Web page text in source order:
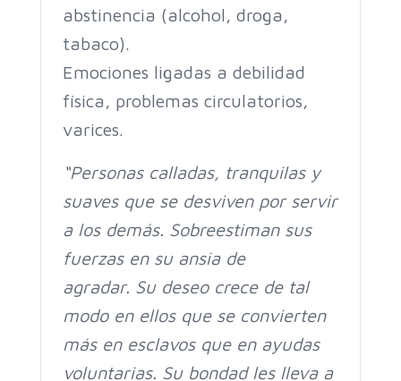
abstinencia (alcohol, droga,
tabaco).
Emociones ligadas a debilidad
física, problemas circulatorios,
varices.
“Personas calladas, tranquilas y
suaves que se desviven por servir
a los demás. Sobreestiman sus
fuerzas en su ansia de
agradar. Su deseo crece de tal
modo en ellos que se convierten
más en esclavos que en ayudas
voluntarias. Su bondad les lleva a